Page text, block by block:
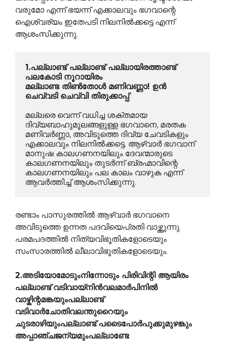
വരുമോ എന്ന് ഭയന്ന് എക്കാലവും ഭഗവാന്റെ
ഐശ്വര്യം ഇതേപടി നിലനില്‍ക്കട്ടെ എന്ന്
ആശംസിക്കുന്നു.
1.പല്ലാണ്ട് പല്ലാണ്ട് പല്ലായിരത്താണ്ട്
പലകോടി നൂറായിരം
മല്ലാണ്ട തിണ്‍തോള്‍ മണിവണ്ണാ! ഉന്‍
ചെവ്വടി ചെവ്വി തിരുക്കാപ്പ്
മല്ലരെ വെന്ന് വധിച്ച ശക്തമായ
ദിവ്യബാഹുമൂലങ്ങളുള്ള ഭഗവാനെ, മരതക
മണിവര്‍ണ്ണാ, അവിടുത്തെ ദിവ്യ ചേവടികളും
എക്കാലവും നിലനില്‍ക്കട്ടെ. ആഴ്വാര്‍ ഭഗവാന്
മാനുഷ കാലഗണനയിലും ദേവന്മാരുടെ
കാലഗണനയിലും തുടര്‍ന്ന് ബ്രഹ്മാവിന്റെ
കാലഗണനയിലും പല കാലം വാഴുക എന്ന്
ആവര്‍ത്തിച്ച് ആശംസിക്കുന്നു.
രണ്ടാം പാസുരത്തില്‍ ആഴ്വാര്‍ ഭഗവാനെ
അവിടുത്തെ ഉന്നത പദവിയെപ്രതി വാഴ്ത്തുന്നു.
പരമപദത്തില്‍ നിത്യവിഭൂതികളോടെയും
സംസാരത്തില്‍ ലീലാവിഭൂതികളോടെയും.
2.അടിയോമോടുംനിന്നോടും പിരിവിന്റി ആയിരം
പല്ലാണ്ട് വടിവായ്നിന്‍വലമാര്‍പിനില്‍
വാഴ്കിന്റമങ്കയുംപല്ലാണ്ട്
വടിവാര്‍ചോതിവലന്തുറൈയും
ചുടരാഴിയുംപല്ലാണ്ട് പടൈപോര്‍‍പുക്കുമുഴങ്കും
അപ്പാഞ്ചജന്യമുംപല്ലാണ്ടേ